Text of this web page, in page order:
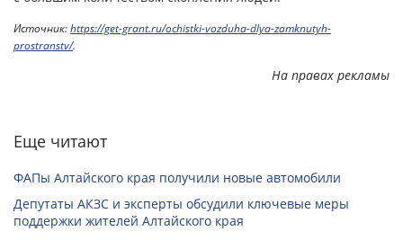
Источник:https://get-grant.ru/ochistki-vozduha-dlya-zamknutyh-
prostranstv/.
На правах рекламы
Еще читают
ФАПы Алтайского края получили новые автомобили
Депутаты АКЗС и эксперты обсудили ключевые меры
поддержки жителей Алтайского края